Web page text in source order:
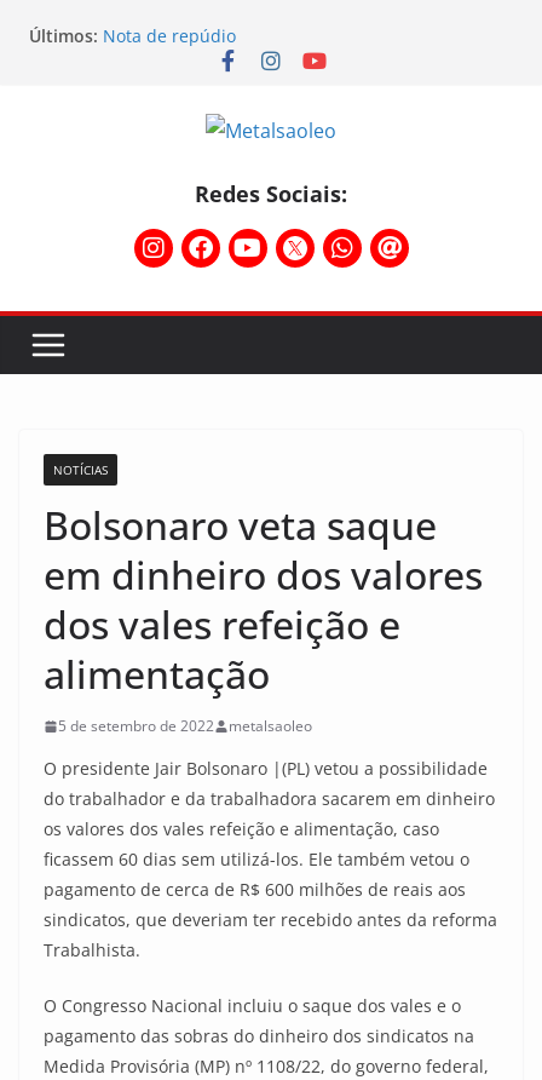
Últimos: Nota de repúdio
Conselho Diretivo da CNM/CUT debate indústria e
Physioclinic: parceira do Sindicato
Assembleia na Taurus – Campanha salarial
Assembleia na Taurus fortalece campanha
salarial e mostra a força da categoria que exige
reajuste
Redes Sociais:
NOTÍCIAS
Bolsonaro veta saque
em dinheiro dos valores
dos vales refeição e
alimentação
5 de setembro de 2022 metalsaoleo
O presidente Jair Bolsonaro |(PL) vetou a possibilidade
do trabalhador e da trabalhadora sacarem em dinheiro
os valores dos vales refeição e alimentação, caso
ficassem 60 dias sem utilizá-los. Ele também vetou o
pagamento de cerca de R$ 600 milhões de reais aos
sindicatos, que deveriam ter recebido antes da reforma
Trabalhista.
O Congresso Nacional incluiu o saque dos vales e o
pagamento das sobras do dinheiro dos sindicatos na
Medida Provisória (MP) nº 1108/22, do governo federal,